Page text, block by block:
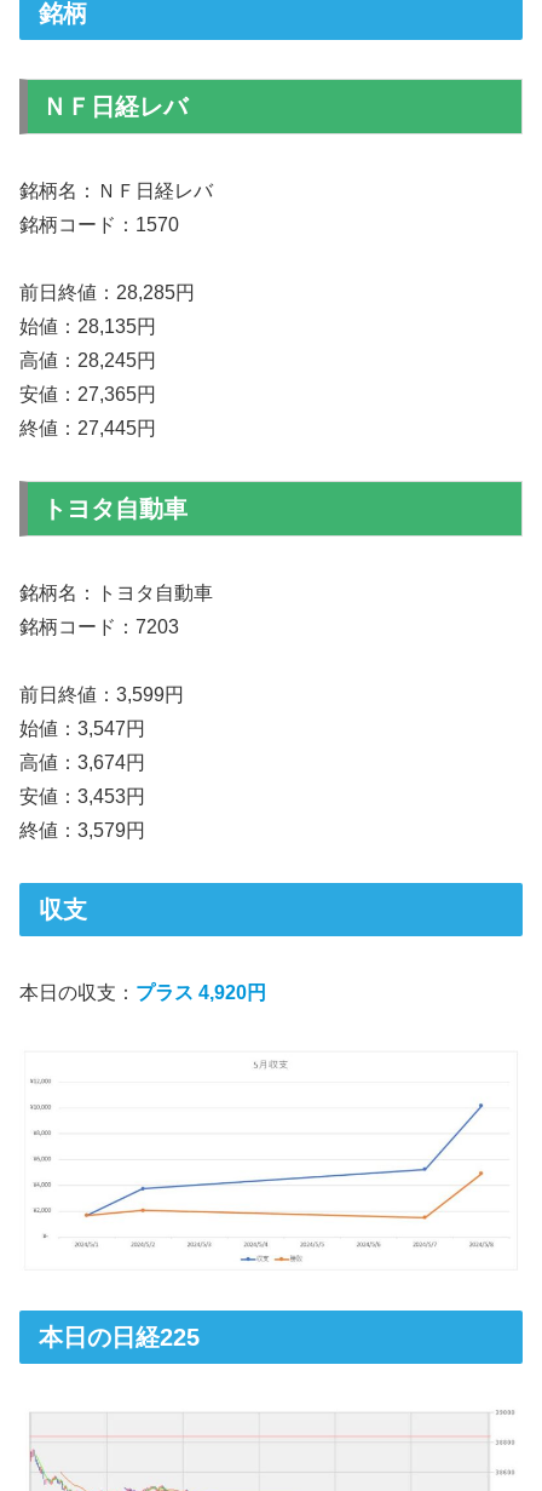
銘柄
ＮＦ日経レバ
銘柄名：ＮＦ日経レバ
銘柄コード：1570
前日終値：28,285円
始値：28,135円
高値：28,245円
安値：27,365円
終値：27,445円
トヨタ自動車
銘柄名：トヨタ自動車
銘柄コード：7203
前日終値：3,599円
始値：3,547円
高値：3,674円
安値：3,453円
終値：3,579円
収支
本日の収支： プラス 4,920円
本日の日経225